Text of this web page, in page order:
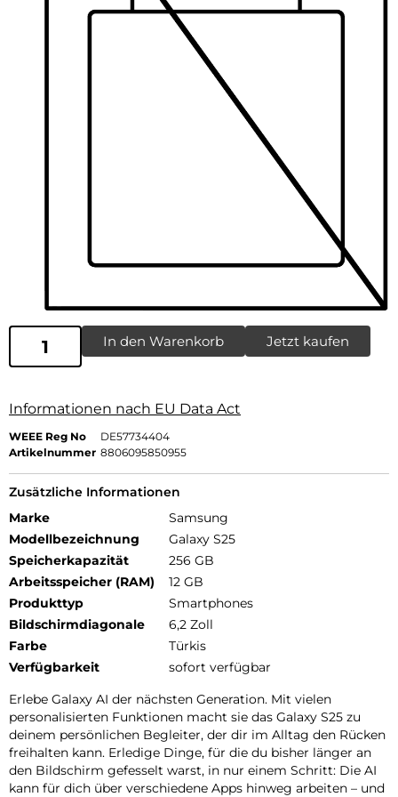
In den Warenkorb Jetzt kaufen
Informationen nach EU Data Act
WEEE Reg No
DE57734404
Artikelnummer 8806095850955
Zusätzliche Informationen
Marke
Samsung
Modellbezeichnung
Galaxy S25
Speicherkapazität
256 GB
Arbeitsspeicher (RAM)
12 GB
Produkttyp
Smartphones
Bildschirmdiagonale
6,2 Zoll
Farbe
Türkis
Verfügbarkeit
sofort verfügbar
Erlebe Galaxy AI der nächsten Generation. Mit vielen
personalisierten Funktionen macht sie das Galaxy S25 zu
deinem persönlichen Begleiter, der dir im Alltag den Rücken
freihalten kann. Erledige Dinge, für die du bisher länger an
den Bildschirm gefesselt warst, in nur einem Schritt: Die AI
kann für dich über verschiedene Apps hinweg arbeiten – und